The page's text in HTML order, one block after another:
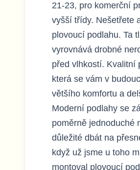
21-23, pro komerční
vyšší třídy. Nešetřete
plovoucí podlahu. Ta
vyrovnává drobné
před vlhkostí. Kvalitní
která se vám v
většího komfortu a
Moderní podlahy se
poměrně jednoduché
důležité dbát na
když už jsme u toho
montoval plovoucí